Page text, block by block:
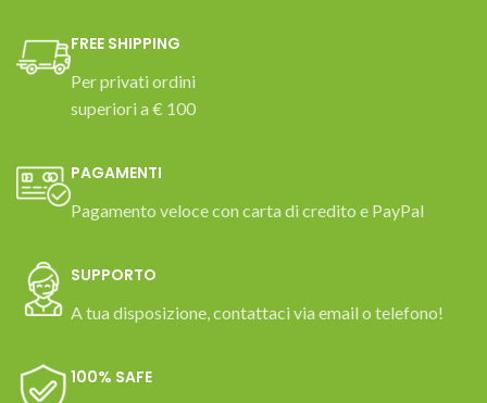
FREE SHIPPING
Per privati ordini
superiori a € 100
PAGAMENTI
Pagamento veloce con carta di credito e PayPal
SUPPORTO
A tua disposizione, contattaci via email o telefono!
100% SAFE